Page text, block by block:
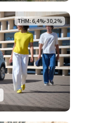
THM: 6,4%-30,2%